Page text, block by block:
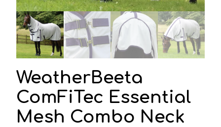
WeatherBeeta
ComFiTec Essential
Mesh Combo Neck